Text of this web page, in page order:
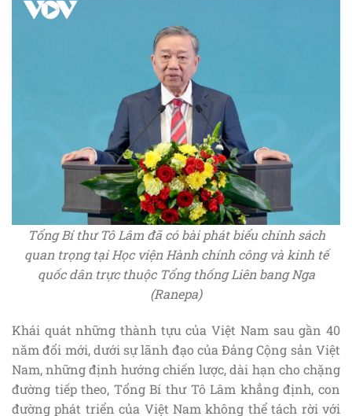
Tổng Bí thư Tô Lâm đã có bài phát biểu chính sách
quan trọng tại Học viện Hành chính công và kinh tế
quốc dân trực thuộc Tổng thống Liên bang Nga
(Ranepa)
Khái quát những thành tựu của Việt Nam sau gần 40
năm đổi mới, dưới sự lãnh đạo của Đảng Cộng sản Việt
Nam, những định hướng chiến lược, dài hạn cho chặng
đường tiếp theo, Tổng Bí thư Tô Lâm khẳng định, con
đường phát triển của Việt Nam không thể tách rời với